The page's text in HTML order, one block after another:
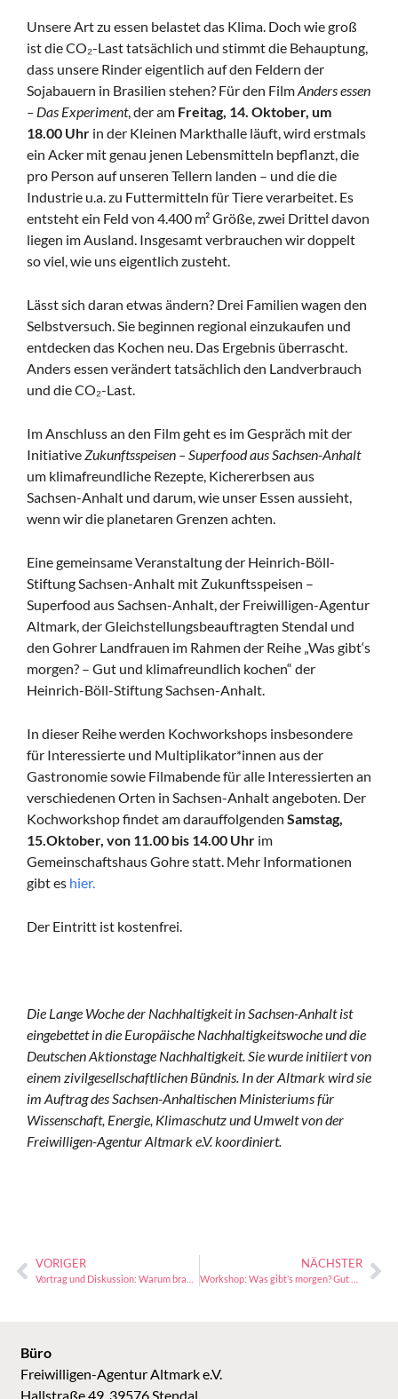
Unsere Art zu essen belastet das Klima. Doch wie groß
ist die CO₂-Last tatsächlich und stimmt die Behauptung,
dass unsere Rinder eigentlich auf den Feldern der
Sojabauern in Brasilien stehen? Für den FilmAnders essen
– Das Experiment, der am Freitag, 14. Oktober, um
18.00 Uhr in der Kleinen Markthalle läuft, wird erstmals
ein Acker mit genau jenen Lebensmitteln bepflanzt, die
pro Person auf unseren Tellern landen – und die die
Industrie u.a. zu Futtermitteln für Tiere verarbeitet. Es
entsteht ein Feld von 4.400 m² Größe, zwei Drittel davon
liegen im Ausland. Insgesamt verbrauchen wir doppelt
so viel, wie uns eigentlich zusteht.
Lässt sich daran etwas ändern? Drei Familien wagen den
Selbstversuch. Sie beginnen regional einzukaufen und
entdecken das Kochen neu. Das Ergebnis überrascht.
Anders essen verändert tatsächlich den Landverbrauch
und die CO₂-Last.
Im Anschluss an den Film geht es im Gespräch mit der
InitiativeZukunftsspeisen – Superfood aus Sachsen-Anhalt
um klimafreundliche Rezepte, Kichererbsen aus
Sachsen-Anhalt und darum, wie unser Essen aussieht,
wenn wir die planetaren Grenzen achten.
Eine gemeinsame Veranstaltung der Heinrich-Böll-
Stiftung Sachsen-Anhalt mit Zukunftsspeisen –
Superfood aus Sachsen-Anhalt, der Freiwilligen-Agentur
Altmark, der Gleichstellungsbeauftragten Stendal und
den Gohrer Landfrauen im Rahmen der Reihe „Was gibt‘s
morgen? – Gut und klimafreundlich kochen“ der
Heinrich-Böll-Stiftung Sachsen-Anhalt.
In dieser Reihe werden Kochworkshops insbesondere
für Interessierte und Multiplikator*innen aus der
Gastronomie sowie Filmabende für alle Interessierten an
verschiedenen Orten in Sachsen-Anhalt angeboten. Der
Kochworkshop findet am darauffolgenden Samstag,
15.Oktober, von 11.00 bis 14.00 Uhr im
Gemeinschaftshaus Gohre statt. Mehr Informationen
gibt es hier.
Der Eintritt ist kostenfrei.
Die Lange Woche der Nachhaltigkeit in Sachsen-Anhalt ist
eingebettet in die Europäische Nachhaltigkeitswoche und die
Deutschen Aktionstage Nachhaltigkeit. Sie wurde initiiert von
einem zivilgesellschaftlichen Bündnis. In der Altmark wird sie
im Auftrag des Sachsen-Anhaltischen Ministeriums für
Wissenschaft, Energie, Klimaschutz und Umwelt von der
Freiwilligen-Agentur Altmark e.V. koordiniert.
VORIGER NÄCHSTER
Büro
Freiwilligen-Agentur Altmark e.V.
Hallstraße 49, 39576 Stendal